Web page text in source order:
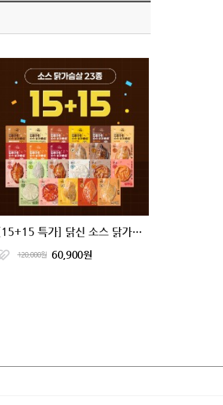
[15+15 특가] 닭신 소스 닭가슴살 23종 골라담기
120,000원 60,900원